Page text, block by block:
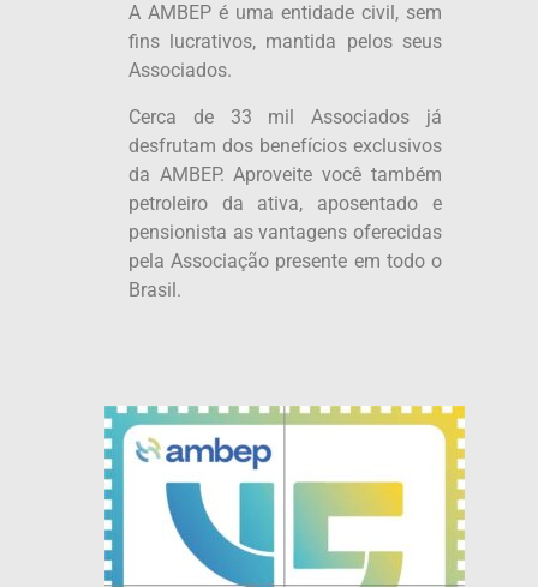
A AMBEP é uma entidade civil, sem
fins lucrativos, mantida pelos seus
Associados.
Cerca de 33 mil Associados já
desfrutam dos benefícios exclusivos
da AMBEP. Aproveite você também
petroleiro da ativa, aposentado e
pensionista as vantagens oferecidas
pela Associação presente em todo o
Brasil.